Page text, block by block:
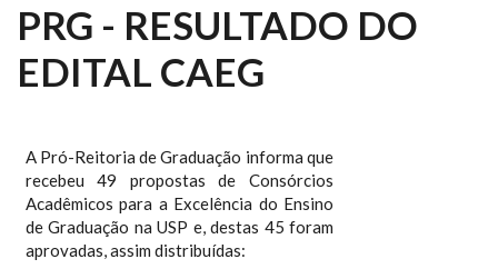
PRG - RESULTADO DO
EDITAL CAEG
A Pró-Reitoria de Graduação informa que
recebeu 49 propostas de Consórcios
Acadêmicos para a Excelência do Ensino
de Graduação na USP e, destas 45 foram
aprovadas, assim distribuídas: